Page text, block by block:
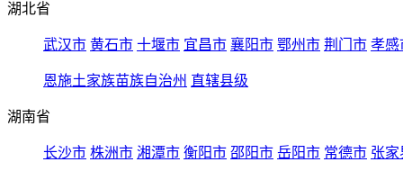
湖北省
武汉市 黄石市 十堰市 宜昌市 襄阳市 鄂州市 荆门市 孝感
恩施土家族苗族自治州 直辖县级
湖南省
长沙市 株洲市 湘潭市 衡阳市 邵阳市 岳阳市 常德市 张家